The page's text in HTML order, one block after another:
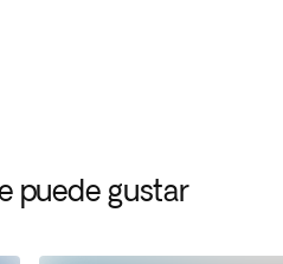
puede gustar